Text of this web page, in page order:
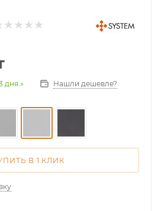
дня.» Нашли дешевле?
В 1 КЛИК